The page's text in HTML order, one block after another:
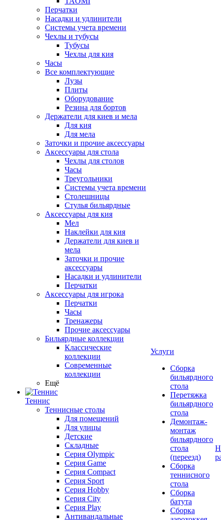
Перчатки
Насадки и удлинители
Системы учета времени
Чехлы и тубусы
Тубусы
Чехлы для кия
Часы
Все комплектующие
Лузы
Плиты
Оборудование
Резина для бортов
Держатели для киев и мела
Для кия
Для мела
Заточки и прочие аксессуары
Аксессуары для стола
Чехлы для столов
Часы
Треугольники
Системы учета времени
Столешницы
Стулья бильярдные
Аксессуары для кия
Мел
Наклейки для кия
Держатели для киев и
мела
Заточки и прочие
аксессуары
Насадки и удлинители
Перчатки
Аксессуары для игрока
Перчатки
Часы
Тренажеры
Прочие аксессуары
Бильярдные коллекции
Классические
коллекции
Современные
коллекции
Ещё
Теннис
Теннисные столы
Для помещений
Для улицы
Детские
Складные
Серия Olympic
Серия Game
Серия Compact
Серия Sport
Серия Hobby
Серия City
Серия Play
Антивандальные
Услуги
Сборка
бильярдного
стола
Перетяжка
бильярдного
стола
Демонтаж-
монтаж
бильярдного
стола
(переезд)
Сборка
теннисного
стола
Сборка
батута
Сборка